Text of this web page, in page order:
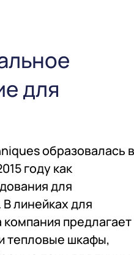
для
образовалась
году как
для
линейках для
предлагает
тепловые шкафы,